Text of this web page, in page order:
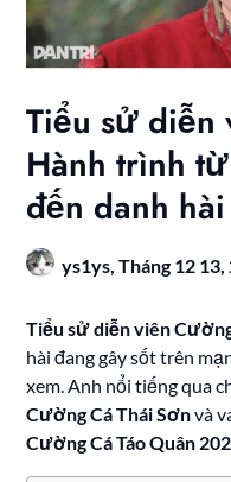
Tiểu sử
Hành trình
đến danh
ys1ys,Tháng 12 13,
Tiểu sử diễn viên
hài đang gây sốt trên
xem. Anh nổi tiếng qua
Cường Cá Thái Sơnvà
Cường Cá Táo Quân